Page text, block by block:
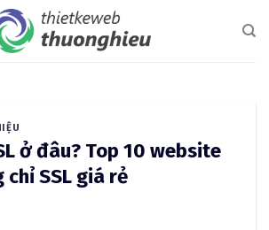
ở đâu? Top 10 website
chỉ SSL giá rẻ